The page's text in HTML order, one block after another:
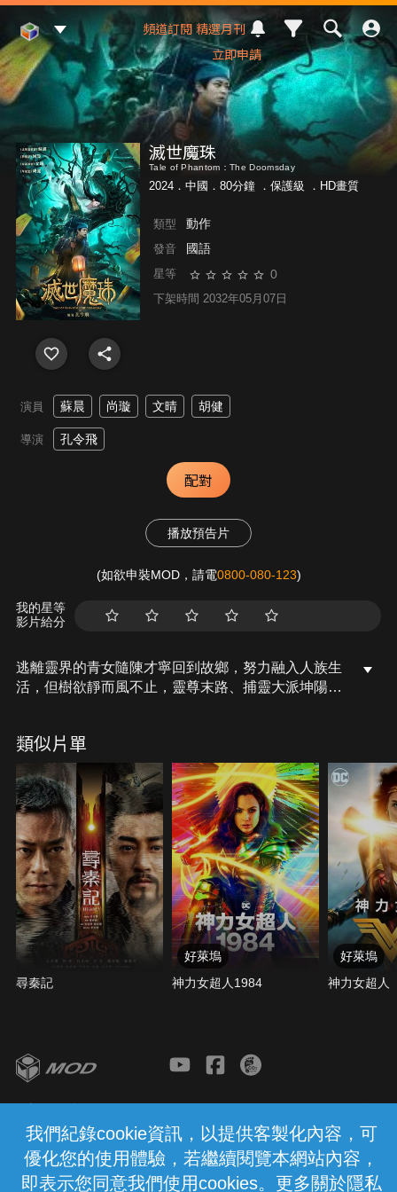
我們紀錄cookie資訊，以提供客製化內容，可
優化您的使用體驗，若繼續閱覽本網站內容，
即表示您同意我們使用cookies。更多關於隱私
Mod Web頻道訂閱
立即申請
精選月刊
滅世魔珠
Tale of Phantom：The Doomsday
2024．中國．80分鐘 ． 保護級 ．HD畫質
類型 動作
發音 國語
星等 0
下架時間 2032年05月07日
演員 蘇晨 尚璇 文晴 胡健
導演 孔令飛
配對
播放預告片
(如欲申裝MOD，請電0800-080-123)
我的星等
影片給分
逃離靈界的青女隨陳才寧回到故鄉，努力融入人族生
活，但樹欲靜而風不止，靈尊末路、捕靈大派坤陽司
存。
類似片單
尋秦記
好萊塢
神力女超人1984
好萊塢
神力女超人
中華電信股份有限公司個人家庭分公司
(統一編號：96979949) © 2026